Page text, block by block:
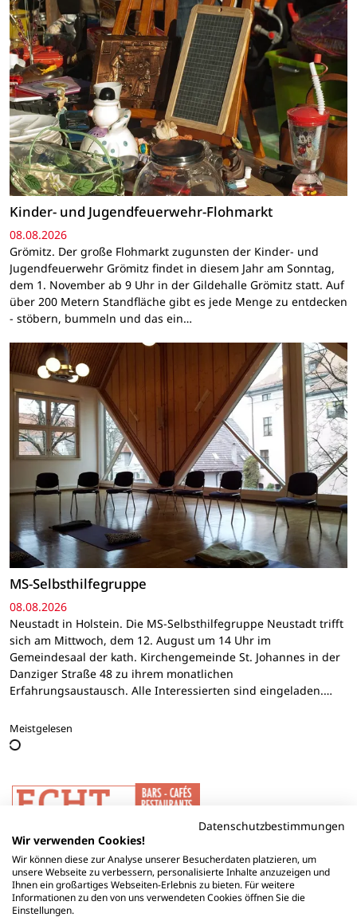
Kinder- und Jugendfeuerwehr-Flohmarkt
08.08.2026
Grömitz. Der große Flohmarkt zugunsten der Kinder- und
Jugendfeuerwehr Grömitz findet in diesem Jahr am Sonntag,
dem 1. November ab 9 Uhr in der Gildehalle Grömitz statt. Auf
über 200 Metern Standfläche gibt es jede Menge zu entdecken
- stöbern, bummeln und das ein…
MS-Selbsthilfegruppe
08.08.2026
Neustadt in Holstein. Die MS-Selbsthilfegruppe Neustadt trifft
sich am Mittwoch, dem 12. August um 14 Uhr im
Gemeindesaal der kath. Kirchengemeinde St. Johannes in der
Danziger Straße 48 zu ihrem monatlichen
Erfahrungsaustausch. Alle Interessierten sind eingeladen.…
Meistgelesen
Datenschutzbestimmungen
Wir verwenden Cookies!
Wir können diese zur Analyse unserer Besucherdaten platzieren, um
unsere Webseite zu verbessern, personalisierte Inhalte anzuzeigen und
Ihnen ein großartiges Webseiten-Erlebnis zu bieten. Für weitere
Informationen zu den von uns verwendeten Cookies öffnen Sie die
Einstellungen.